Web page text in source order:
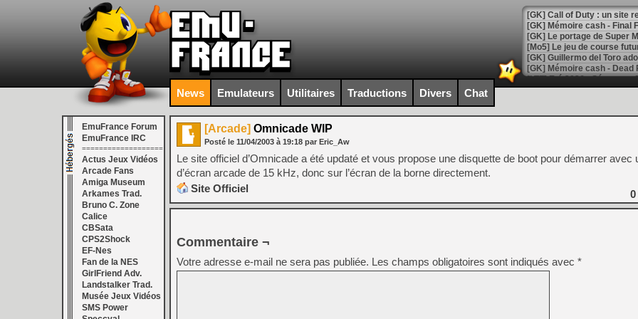
[GK] Le portage de Super
[Mo5] Le jeu de course
[GK] Guillermo del Toro
[LTF] Eté 2026 - Séquence
[GK] Mistfall Hunter :
[GK] Wo Long 2 évolue
[GK] Crossfire : un TPS à
[LS] [PS5] Premiers
[Mo5] DOOM arrive en
[GK] Bethesda fête les 30
[GK] Roblox : l'action en
[GK] Agenda - GeForce
[LS] [PS5] ps5-y2jb-
News Emulateurs Utilitaires Traductions Divers Chat
EmuFrance Forum
EmuFrance IRC
===================
Actus Jeux Vidéos
Arcade Fans
Amiga Museum
Arkames Trad.
Bruno C. Zone
Calice
CBSata
CPS2Shock
EF-Nes
Fan de la NES
GirlFriend Adv.
Landstalker Trad.
Musée Jeux Vidéos
SMS Power
[Arcade] Omnicade WIP
Posté le 11/04/2003 à 19:18 par Eric_Aw
Le site officiel d’Omnicade a été updaté et vous propose une disquette de boot pour démarrer avec
d’écran arcade de 15 kHz, donc sur l’écran de la borne directement.
Site Officiel
0
Commentaire ¬
Votre adresse e-mail ne sera pas publiée. Les champs obligatoires sont indiqués avec *